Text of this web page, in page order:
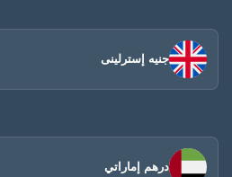
جنيه إسترلينى
درهم إماراتي